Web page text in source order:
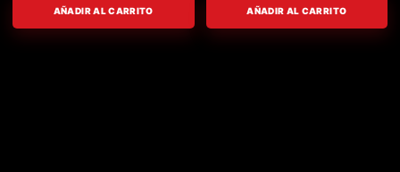
AÑADIR AL CARRITO AÑADIR AL CARRITO